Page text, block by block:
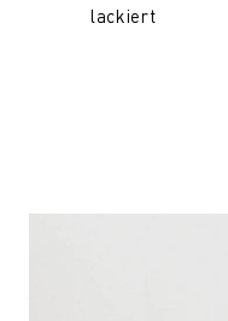
lackiert